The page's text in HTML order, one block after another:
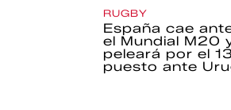
RUGBY
España cae
el Mundial M20
peleará por el
puesto ante